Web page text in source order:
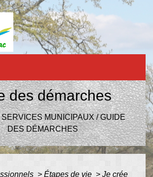
des démarches
SERVICES MUNICIPAUX/GUIDE
DES DÉMARCHES
> Étapes de vie > Je crée